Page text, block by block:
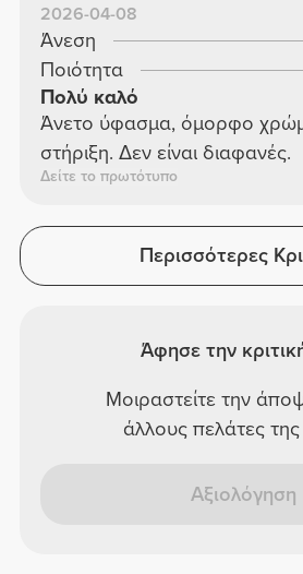
2026-04-08
Άνεση
Ποιότητα
Πολύ καλό
Άνετο ύφασμα, όμορφο
στήριξη. Δεν είναι διαφανές.
Δείτε το πρωτότυπο
Περισσότερες
Άφησε την
Μοιραστείτε την
άλλους πελάτες
Αξιολόγηση